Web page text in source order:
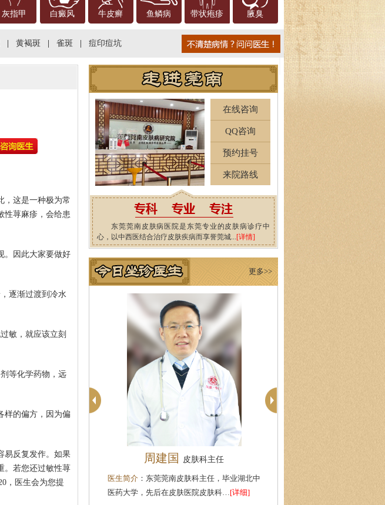
灰指甲 白癜风 牛皮癣 鱼鳞病 带状疱疹 腋臭
黄褐斑 雀斑 痘印痘坑
，这是一种极为常
性荨麻疹，会给患
。因此大家要做好
逐渐过渡到冷水
敏，就应该立刻
等化学药物，远
样的偏方，因为偏
易反复发作。如果
。若您还过敏性荨
，医生会为您提
在线咨询
QQ咨询
预约挂号
来院路线
东莞莞南皮肤病医院是东莞专业的皮肤病诊疗中
心，以中西医结合治疗皮肤疾病而享誉莞城...[详情]
更多>>
柯仙花 皮肤科主任
医生简介 ：东莞莞南皮肤病医院皮肤科主任，
从事皮肤病临床诊疗工作多年，在…[详细]